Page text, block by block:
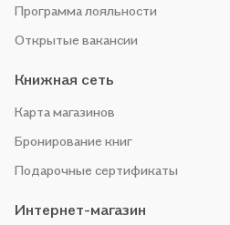
Программа лояльности
Открытые вакансии
Книжная сеть
Карта магазинов
Бронирование книг
Подарочные сертификаты
Интернет-магазин